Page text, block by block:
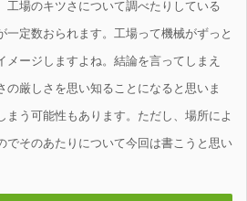
工場のキツさについて調べたりしている
一定数おられます。工場って機械がずっと
メージしますよね。結論を言ってしまえ
の厳しさを思い知ることになると思いま
まう可能性もあります。ただし、場所によ
でそのあたりについて今回は書こうと思い